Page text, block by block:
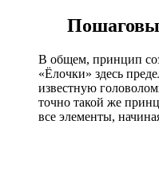
В общем, принцип
«Ёлочки» здесь
известную
точно такой же
все элементы,